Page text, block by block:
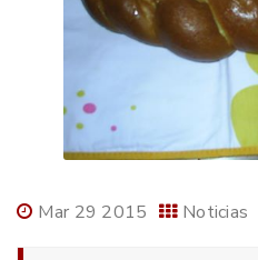
Mar 29 2015 Noticias